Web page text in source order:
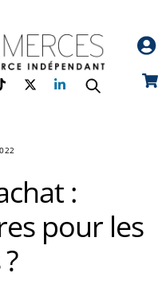
TikTokTwitterLinkedin
:
pour les